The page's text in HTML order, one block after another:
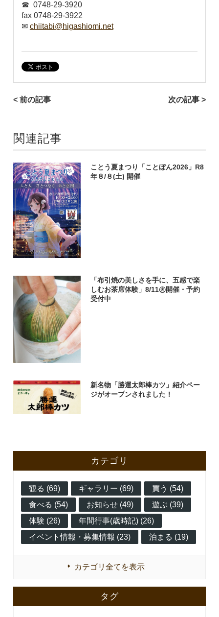
☎ 0748-29-3920
fax 0748-29-3922
✉ chiitabi@higashiomi.net
< 前の記事 次の記事 >
関連記事
ことう夏まつり「ことぼん2026」R8
年８/８(土) 開催
「布引焼の美しさを手に、五感で楽
しむお茶席体験」8/11㊋開催・予約
受付中
新名物「勝運太郎棒カツ」紹介ペー
ジがオープンされました！
カテゴリ
観る (69) ギャラリー (69)
買う (54)
食べる (54)
お知らせ (49)
遊ぶ (39)
体験 (26)
年間行事(歳時記) (26)
イベント情報・募集情報 (23)
泊まる (19)
カテゴリ全てを表示
タグ